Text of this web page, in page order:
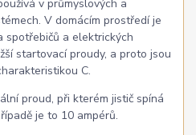
v průmyslových a
V domácím prostředí je
spotřebičů a elektrických
startovací proudy, a proto jsou
C.
proud, při kterém jistič spíná
je to 10 ampérů.